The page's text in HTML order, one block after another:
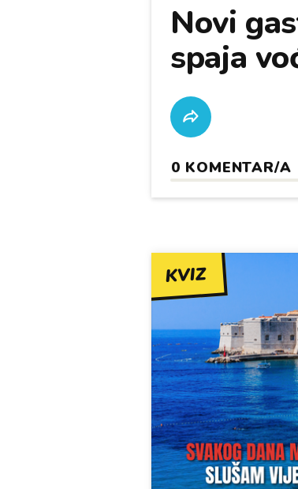
Novi
spaja
0 KOMENTAR/A
KVIZ